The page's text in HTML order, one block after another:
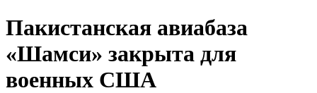
Пакистанская авиабаза
«Шамси» закрыта для
военных США